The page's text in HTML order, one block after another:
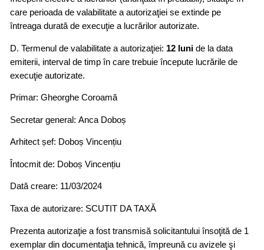
care perioada de valabilitate a autorizaţiei se extinde pe
întreaga durată de execuţie a lucrărilor autorizate.
D. Termenul de valabilitate a autorizaţiei: 12 luni de la data
emiterii, interval de timp în care trebuie începute lucrările de
execuţie autorizate.
Primar: Gheorghe Coroamă
Secretar general: Anca Doboș
Arhitect șef: Doboș Vincențiu
Întocmit de: Doboș Vincențiu
Dată creare: 11/03/2024
Taxa de autorizare: SCUTIT DA TAXĂ
Prezenta autorizaţie a fost transmisă solicitantului însoţită de 1
exemplar din documentaţia tehnică, împreună cu avizele şi